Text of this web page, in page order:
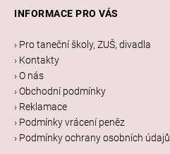
INFORMACE PRO VÁS
› Pro taneční školy, ZUŠ, divadla
› Kontakty
› O nás
› Obchodní podmínky
› Reklamace
› Podmínky vrácení peněz
› Podmínky ochrany osobních údajů